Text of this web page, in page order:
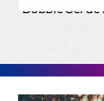
Bobble Sel